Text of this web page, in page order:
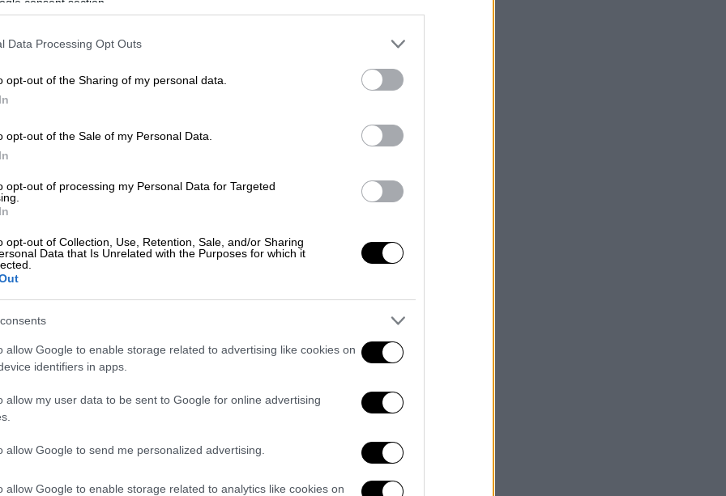
Data Processing Opt Outs
opt-out of the Sharing of my personal data.
opt-out of the Sale of my Personal Data.
opt-out of processing my Personal Data for Targeted
opt-out of Collection, Use, Retention, Sale, and/or Sharing
Data that Is Unrelated with the Purposes for which it
allow Google to enable storage related to advertising like cookies on
identifiers in apps.
allow my user data to be sent to Google for online advertising
allow Google to send me personalized advertising.
allow Google to enable storage related to analytics like cookies on
διερεύνηση του περιστατικού, δεν δεν
σχετικό προανακριτικό υλικό θα